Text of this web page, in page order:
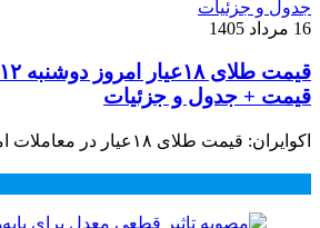
16 مرداد 1405
قیمت + جدول و جزئیات
اکوایران: قیمت طلای ۱۸عیار در معاملات امروز افزایشی شد.